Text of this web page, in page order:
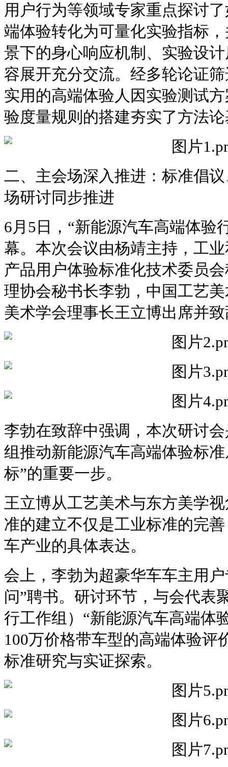
用户行为等领域专家重点探讨
端体验转化为可量化实验指标
景下的身心响应机制、实验设
容展开充分交流。经多轮论证
实用的高端体验人因实验测试
验度量规则的搭建夯实了方法
二、主会场深入推进：标准倡
场研讨同步推进
6月5日，“新能源汽车高端体验
幕。本次会议由杨靖主持，工
产品用户体验标准化技术委员
理协会秘书长李勃，中国工艺
美术学会理事长王立博出席并
李勃在致辞中强调，本次研讨
组推动新能源汽车高端体验标
标”的重要一步。
王立博从工艺美术与东方美学
准的建立不仅是工业标准的完
车产业的具体表达。
会上，李勃为超豪华车车主用
问”聘书。研讨环节，与会代表
行工作组）“新能源汽车高端体
100万价格带车型的高端体验评
标准研究与实证探索。